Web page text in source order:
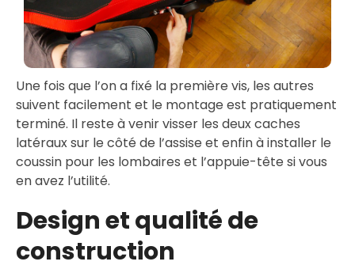
Une fois que l’on a fixé la première vis, les autres
suivent facilement et le montage est pratiquement
terminé. Il reste à venir visser les deux caches
latéraux sur le côté de l’assise et enfin à installer le
coussin pour les lombaires et l’appuie-tête si vous
en avez l’utilité.
Design et qualité de
construction